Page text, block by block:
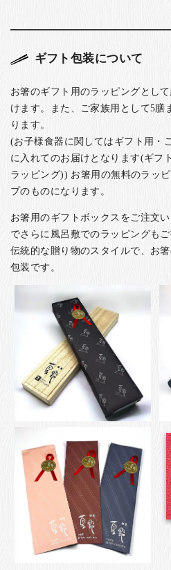
ギフト包装について
お箸のギフト用のラッピングとし
けます。また、ご家族用として5膳
ります。
(お子様食器に関してはギフト用・
に入れてのお届けとなります(ギフ
ラッピング)) お箸用の無料のラッ
プのものになります。
お箸用のギフトボックスをご注文
でさらに風呂敷でのラッピングも
伝統的な贈り物のスタイルで、お
包装です。